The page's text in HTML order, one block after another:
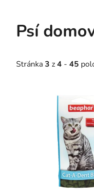
Psí
Stránka3 z4 - 45